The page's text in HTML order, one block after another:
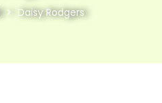
Daisy Rodgers